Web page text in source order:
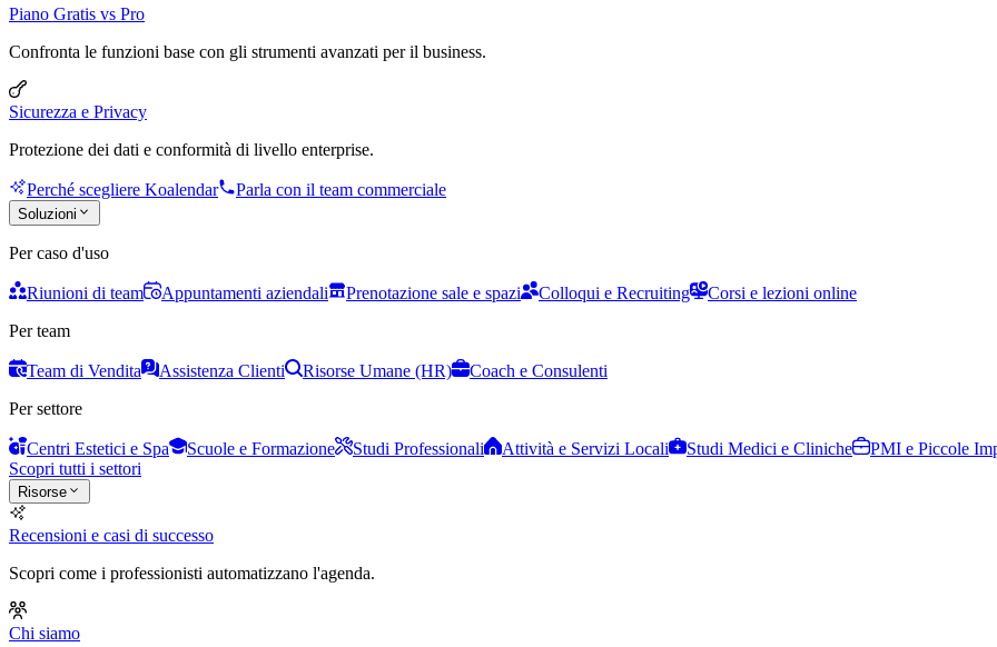
Piano Gratis vs Pro
Confronta le funzioni base con gli strumenti avanzati per il business.
Sicurezza e Privacy
Protezione dei dati e conformità di livello enterprise.
Perché scegliere Koalendar Parla con il team commerciale
Soluzioni
Per caso d'uso
Riunioni di team Appuntamenti aziendali Prenotazione sale e spazi Colloqui e Recruiting
Corsi e lezioni online
Per team
Team di Vendita Assistenza Clienti Risorse Umane (HR)
Coach e Consulenti
Per settore
Centri Estetici e Spa Scuole e Formazione Studi Professionali Attività e Servizi Locali Studi Medici e Cliniche
PMI e Piccole
Scopri tutti i settori
Risorse
Recensioni e casi di successo
Scopri come i professionisti automatizzano l'agenda.
Chi siamo